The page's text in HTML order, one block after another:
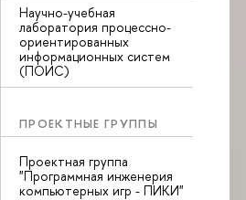
Научно-учебная
лаборатория процессно-
ориентированных
информационных систем
(ПОИС)
ПРОЕКТНЫЕ ГРУППЫ
Проектная группа
"Программная инженерия
компьютерных игр - ПИКИ"